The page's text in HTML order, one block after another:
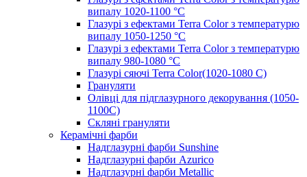
випалу 1020-1100 °С
Глазурі з ефектами Terra Color з температурю
випалу 1050-1250 °С
Глазурі з ефектами Terra Color з температурю
випалу 980-1080 °С
Глазурі сяючі Terra Color(1020-1080 С)
Грануляти
Олівці для підглазурного декорування (1050-
1100С)
Скляні грануляти
Керамічні фарби
Надглазурні фарби Sunshine
Надглазурні фарби Azurico
Надглазурні фарби Metallic